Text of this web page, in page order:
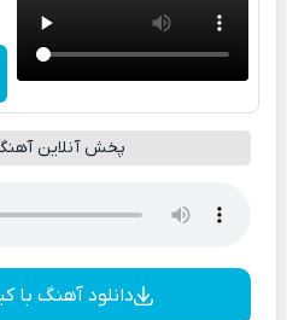
پخش آنلاین
دانلود آهنگ با